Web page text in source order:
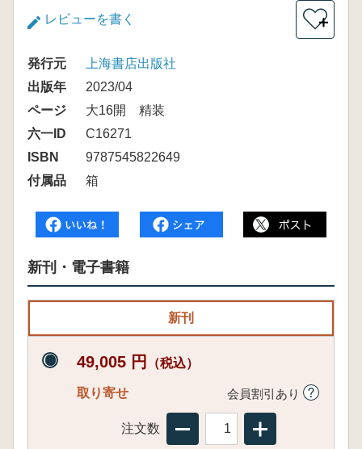
レビューを書く ＋
発行元
上海書店出版社
出版年
2023/04
ページ
大16開 精装
六一ID
C16271
ISBN
9787545822649
付属品
箱
新刊・電子書籍
新刊
49,005 円 （税込）
取り寄せ 会員割引あり
注文数